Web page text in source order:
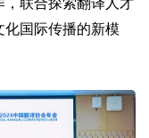
，联合探索翻译人才
国际传播的新模